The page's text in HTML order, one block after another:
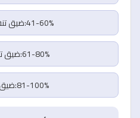
41-60%:ضيق تنفس متوسط
61-80%:ضيق تنفس شديد
81-100%:ضيق تنفس حاد